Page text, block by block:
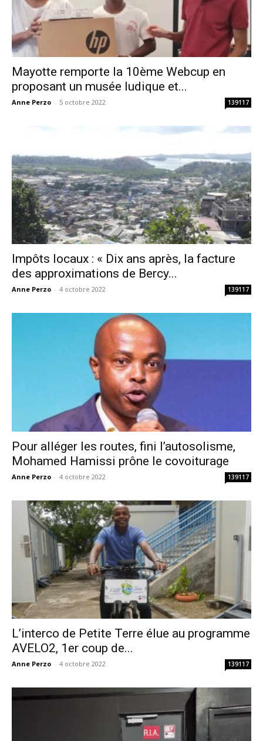
Mayotte remporte la 10ème Webcup en
proposant un musée ludique et...
Anne Perzo - 5 octobre 2022 139117
Impôts locaux : « Dix ans après, la facture
des approximations de Bercy...
Anne Perzo - 4 octobre 2022 139117
Pour alléger les routes, fini l’autosolisme,
Mohamed Hamissi prône le covoiturage
Anne Perzo - 4 octobre 2022 139117
L’interco de Petite Terre élue au programme
AVELO2, 1er coup de...
Anne Perzo - 4 octobre 2022 139117